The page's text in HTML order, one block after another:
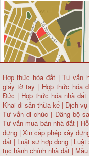
Hợp thức hóa đất |Tư vấn
giấy tờ tay | Hợp thức hóa
Đức | Hợp thức hóa nhà
Khai di sản thừa kế | Dịch
Tư vấn di chúc | Đăng bộ
Tư vấn mua bán nhà đất |
dựng | Xin cấp phép xây
đất | Luật sư hợp đồng |
tục hành chính nhà đất |